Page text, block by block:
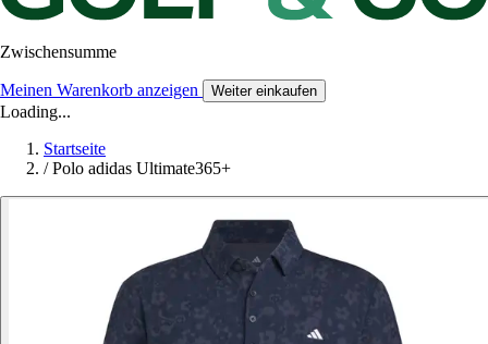
Zwischensumme
Meinen Warenkorb anzeigen Weiter einkaufen
Loading...
Startseite
/ Polo adidas Ultimate365+